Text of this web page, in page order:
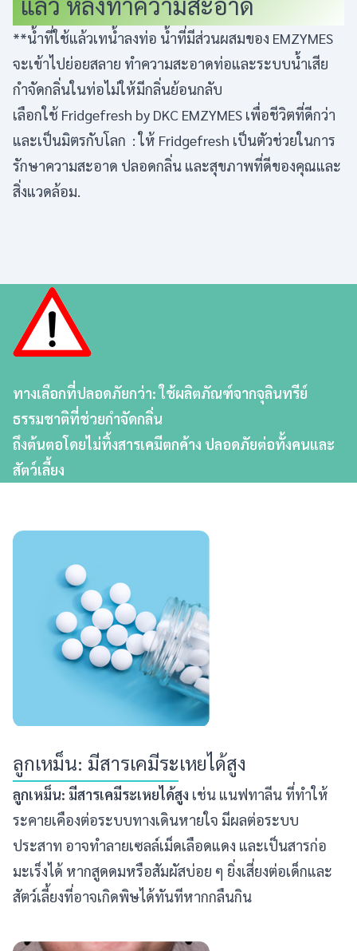
**น้ำที่ใช้แล้วเทน้ำลงท่อ น้ำที่มีส่วนผสมของ EMZYMES
จะเข้าไปย่อยสลาย ทำความสะอาดท่อและระบบน้ำเสีย
กำจัดกลิ่นในท่อไม่ให้มีกลิ่นย้อนกลับ
เลือกใช้ Fridgefresh by DKC EMZYMES เพื่อชีวิตที่ดีกว่า
และเป็นมิตรกับโลก : ให้ Fridgefresh เป็นตัวช่วยในการ
รักษาความสะอาด ปลอดกลิ่น และสุขภาพที่ดีของคุณและ
สิ่งแวดล้อม.
ทางเลือกที่ปลอดภัยกว่า: ใช้ผลิตภัณฑ์จากจุลินทรีย์
ธรรมชาติที่ช่วยกำจัดกลิ่น
ถึงต้นตอโดยไม่ทิ้งสารเคมีตกค้าง ปลอดภัยต่อทั้งคนและ
สัตว์เลี้ยง
ลูกเหม็น: มีสารเคมีระเหยได้สูง
ลูกเหม็น: มีสารเคมีระเหยได้สูง เช่น แนฟทาลีน ที่ทำให้
ระคายเคืองต่อระบบทางเดินหายใจ มีผลต่อระบบ
ประสาท อาจทำลายเซลล์เม็ดเลือดแดง และเป็นสารก่อ
มะเร็งได้ หากสูดดมหรือสัมผัสบ่อย ๆ ยิ่งเสี่ยงต่อเด็กและ
สัตว์เลี้ยงที่อาจเกิดพิษได้ทันทีหากกลืนกิน